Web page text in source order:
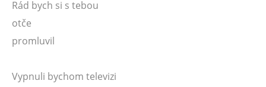
Rád bych si s tebou
otče
promluvil
Vypnuli bychom televizi